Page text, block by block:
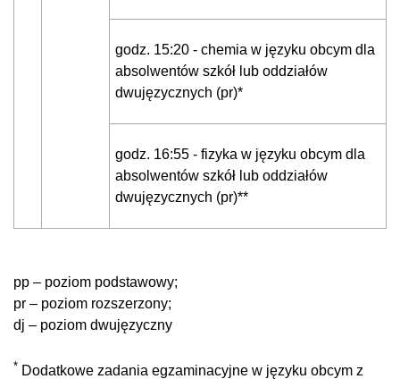
godz. 15:20 - chemia w języku obcym dla
absolwentów szkół lub oddziałów
dwujęzycznych (pr)*
godz. 16:55 - fizyka w języku obcym dla
absolwentów szkół lub oddziałów
dwujęzycznych (pr)**
pp – poziom podstawowy;
pr – poziom rozszerzony;
dj – poziom dwujęzyczny
* Dodatkowe zadania egzaminacyjne w języku obcym z